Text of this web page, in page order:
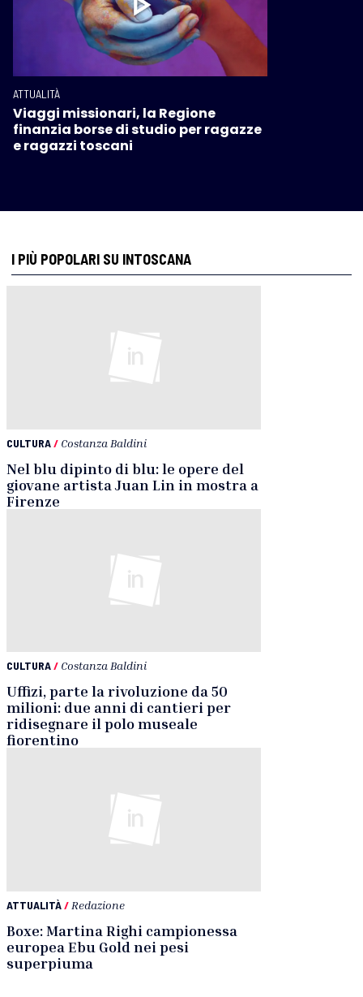
ATTUALITÀ
Viaggi missionari, la Regione
finanzia borse di studio per ragazze
e ragazzi toscani
I PIÙ POPOLARI SU INTOSCANA
CULTURA/ Costanza Baldini
Nel blu dipinto di blu: le opere del
giovane artista Juan Lin in mostra a
Firenze
CULTURA/ Costanza Baldini
Uffizi, parte la rivoluzione da 50
milioni: due anni di cantieri per
ridisegnare il polo museale
fiorentino
ATTUALITÀ/ Redazione
Boxe: Martina Righi campionessa
europea Ebu Gold nei pesi
superpiuma